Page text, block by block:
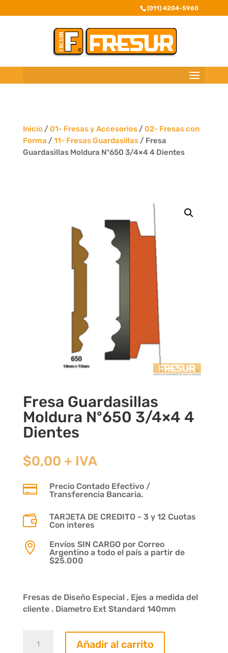
(011) 4204-5960
Inicio/ 01- Fresas y Accesorios/ 02- Fresas con
Forma / 11- Fresas Guardasillas/ Fresa
Guardasillas Moldura Nº650 3/4×4 4 Dientes
Fresa Guardasillas
Moldura Nº650 3/4×4 4
Dientes
$0,00 + IVA

Precio Contado Efectivo /
Transferencia Bancaria.

TARJETA DE CREDITO - 3 y 12 Cuotas
Con interes

Envíos SIN CARGO por Correo
Argentino a todo el país a partir de
$25.000
Fresas de Diseño Especial , Ejes a medida del
cliente . Diametro Ext Standard 140mm
Guardasillas
Añadir al carrito